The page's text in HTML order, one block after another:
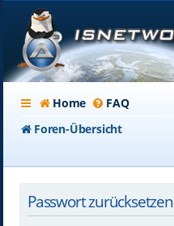
Home FAQ
Foren-Übersicht
Passwort zurücksetzen